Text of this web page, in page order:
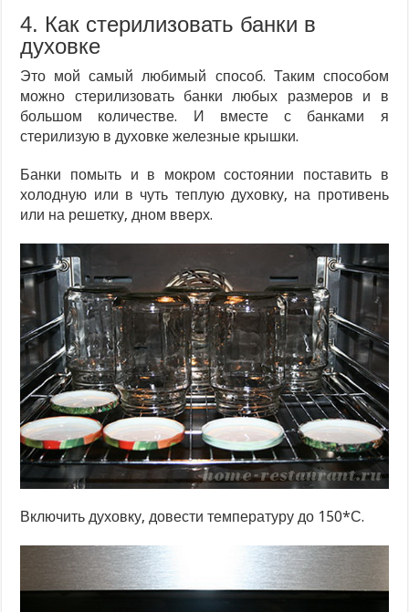
4. Как стерилизовать банки в
духовке
Это мой самый любимый способ. Таким способом
можно стерилизовать банки любых размеров и в
большом количестве. И вместе с банками я
стерилизую в духовке железные крышки.
Банки помыть и в мокром состоянии поставить в
холодную или в чуть теплую духовку, на противень
или на решетку, дном вверх.
Включить духовку, довести температуру до 150*С.